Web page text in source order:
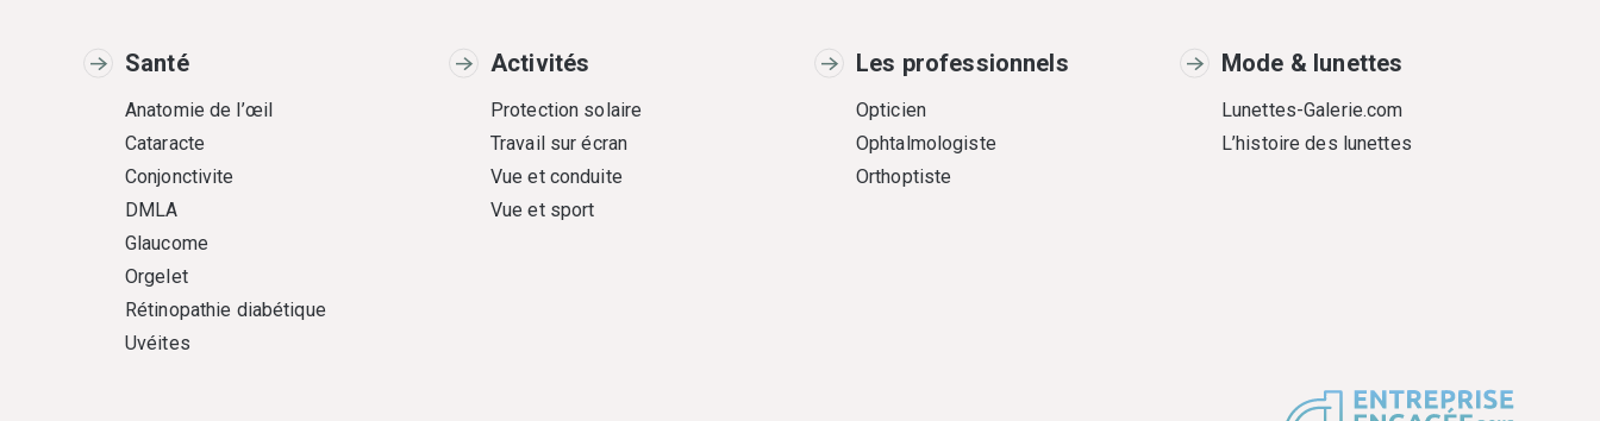
Santé
Anatomie de l’œil
Cataracte
Conjonctivite
DMLA
Glaucome
Orgelet
Rétinopathie diabétique
Uvéites
Activités
Protection solaire
Travail sur écran
Vue et conduite
Vue et sport
Les professionnels
Opticien
Ophtalmologiste
Orthoptiste
Mode & lunettes
Lunettes-Galerie.com
L’histoire des lunettes